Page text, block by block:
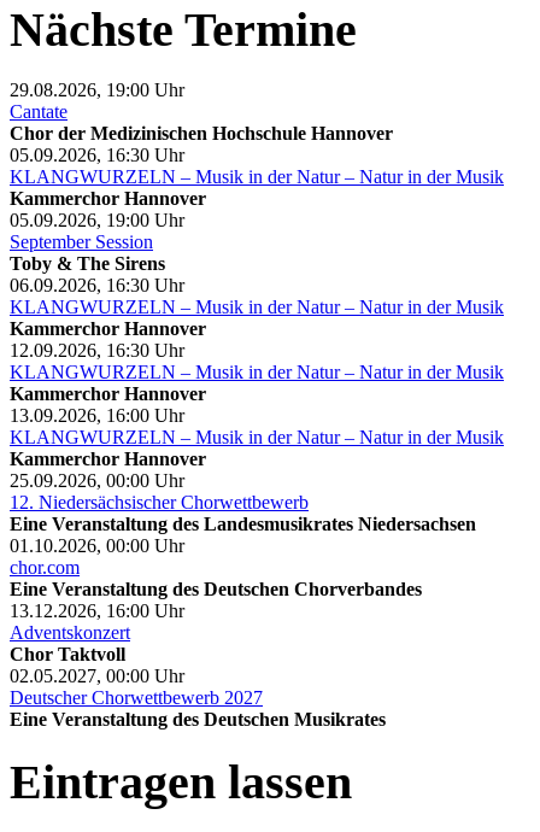
Nächste Termine
29.08.2026, 19:00 Uhr
Cantate
Chor der Medizinischen Hochschule Hannover
05.09.2026, 16:30 Uhr
KLANGWURZELN – Musik in der Natur – Natur in der Musik
Kammerchor Hannover
05.09.2026, 19:00 Uhr
September Session
Toby & The Sirens
06.09.2026, 16:30 Uhr
KLANGWURZELN – Musik in der Natur – Natur in der Musik
Kammerchor Hannover
12.09.2026, 16:30 Uhr
KLANGWURZELN – Musik in der Natur – Natur in der Musik
Kammerchor Hannover
13.09.2026, 16:00 Uhr
KLANGWURZELN – Musik in der Natur – Natur in der Musik
Kammerchor Hannover
25.09.2026, 00:00 Uhr
12. Niedersächsischer Chorwettbewerb
Eine Veranstaltung des Landesmusikrates Niedersachsen
01.10.2026, 00:00 Uhr
chor.com
Eine Veranstaltung des Deutschen Chorverbandes
13.12.2026, 16:00 Uhr
Adventskonzert
Chor Taktvoll
02.05.2027, 00:00 Uhr
Deutscher Chorwettbewerb 2027
Eine Veranstaltung des Deutschen Musikrates
Eintragen lassen